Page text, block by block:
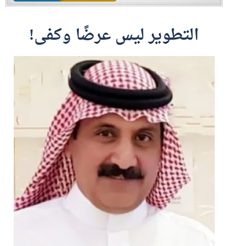
التطوير ليس عرضًا وكفى!